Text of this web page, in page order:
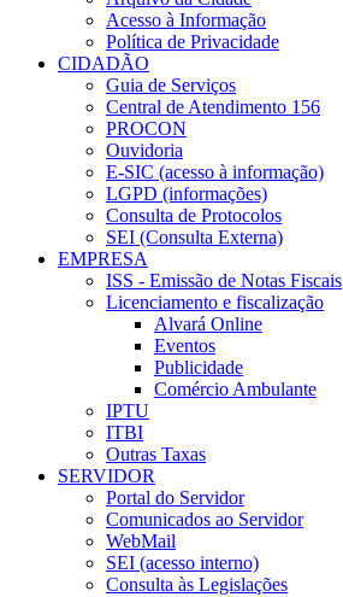
Acesso à Informação
Política de Privacidade
CIDADÃO
Guia de Serviços
Central de Atendimento 156
PROCON
Ouvidoria
E-SIC (acesso à informação)
LGPD (informações)
Consulta de Protocolos
SEI (Consulta Externa)
EMPRESA
ISS - Emissão de Notas Fiscais
Licenciamento e fiscalização
Alvará Online
Eventos
Publicidade
Comércio Ambulante
IPTU
ITBI
Outras Taxas
SERVIDOR
Portal do Servidor
Comunicados ao Servidor
WebMail
SEI (acesso interno)
Consulta às Legislações